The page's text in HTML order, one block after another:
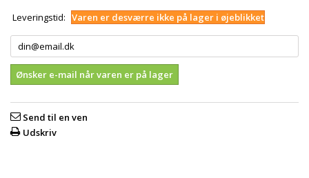
Leveringstid: Varen er desværre ikke på lager i øjeblikket
Ønsker e-mail når varen er på lager
Send til en ven
Udskriv